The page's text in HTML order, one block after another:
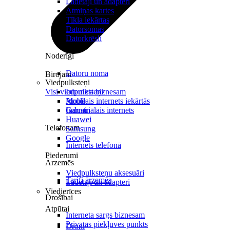
Birojam
Internets biznesam
Mobilais internets iekārtās
Industriālais internets
Telefonam
Internets telefonā
Ārzemēs
Tarifi ārzemēs
Drošībai
Interneta sargs biznesam
Privātās piekļuves punkts
Atmiņas kartes
Tīkla iekārtas
Datorsomas
Datorkrēsli
Noderīgi
Datoru noma
Viedpulksteņi
Visi viedpulksteņi
Apple
Garmin
Huawei
Samsung
Google
Piederumi
Viedpulksteņu aksesuāri
Lādētāji un adapteri
Viedierīces
Atpūtai
Droni